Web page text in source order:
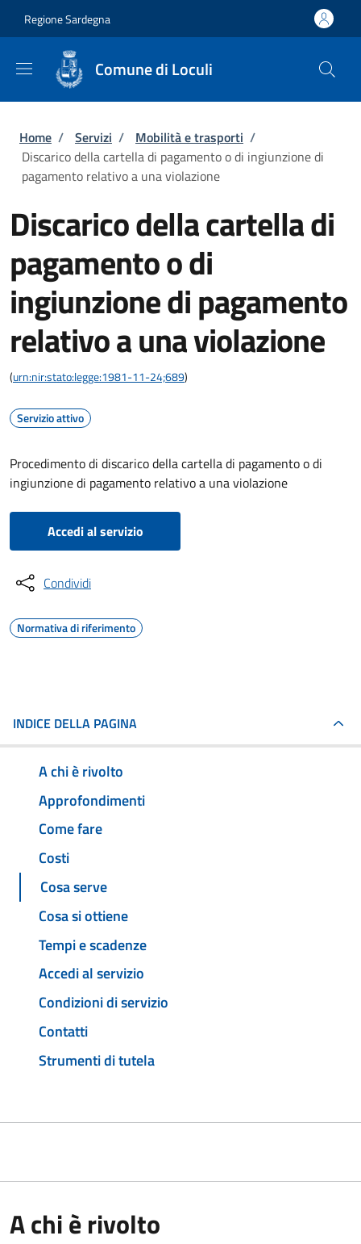
Regione Sardegna
Comune di Loculi
Briciole di pane
Home / Servizi / Mobilità e trasporti /
Discarico della cartella di pagamento o di ingiunzione di
pagamento relativo a una violazione
Discarico della cartella di
pagamento o di
ingiunzione di pagamento
relativo a una violazione
(urn:nir:stato:legge:1981-11-24;689)
Servizio attivo
Procedimento di discarico della cartella di pagamento o di
ingiunzione di pagamento relativo a una violazione
Accedi al servizio
Condividi
Normativa di riferimento
INDICE DELLA PAGINA
A chi è rivolto
Approfondimenti
Come fare
Costi
Cosa serve
Cosa si ottiene
Tempi e scadenze
Accedi al servizio
Condizioni di servizio
Contatti
Strumenti di tutela
A chi è rivolto